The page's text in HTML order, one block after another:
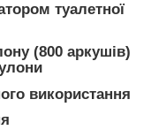
туалетної
(800 аркушів)
використання